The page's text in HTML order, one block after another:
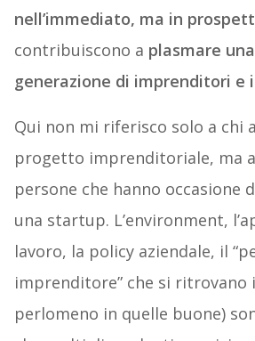
nell’immediato, ma in
contribuiscono a plasmare
generazione di imprenditori e
Qui non mi riferisco solo a chi
progetto imprenditoriale, ma
persone che hanno occasione
una startup. L’environment,
lavoro, la policy aziendale, il
imprenditore” che si ritrovano
perlomeno in quelle buone)